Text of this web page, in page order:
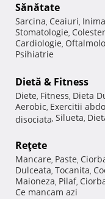
Sănătate
Sarcina, Ceaiuri, Inima
Stomatologie,
Cardiologie,
Psihiatrie
Dietă & Fitness
Diete, Fitness, Dieta
Aerobic, Exercitii
disociata, Silueta,
Reţete
Mancare, Paste,
Dulceata, Tocanita,
Maioneza, Pilaf,
Ce mancam azi